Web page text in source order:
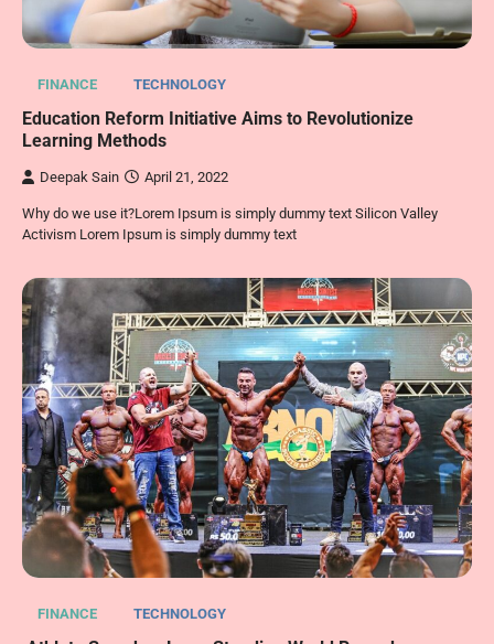
FINANCE TECHNOLOGY
Education Reform Initiative Aims to Revolutionize
Learning Methods
Deepak Sain April 21, 2022
Why do we use it?Lorem Ipsum is simply dummy text Silicon Valley
Activism Lorem Ipsum is simply dummy text
FINANCE TECHNOLOGY